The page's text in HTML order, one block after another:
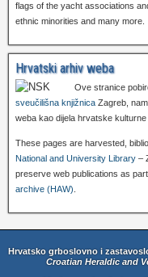
flags of the yacht associations
ethnic minorities and many more.
Hrvatski arhiv weba
Ove stranice
sveučilišna knjižnica Zagreb,
weba kao dijela hrvatske
These pages are harvested,
National and University Library –
preserve web publications as
archive (HAW)
Hrvatsko grboslovno i
Croatian Heraldic and